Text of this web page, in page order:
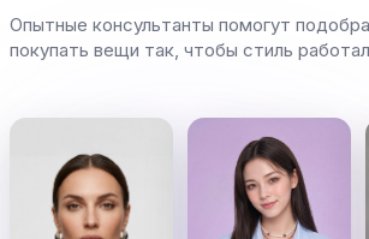
Опытные консультанты помогут
покупать вещи так, чтобы стиль